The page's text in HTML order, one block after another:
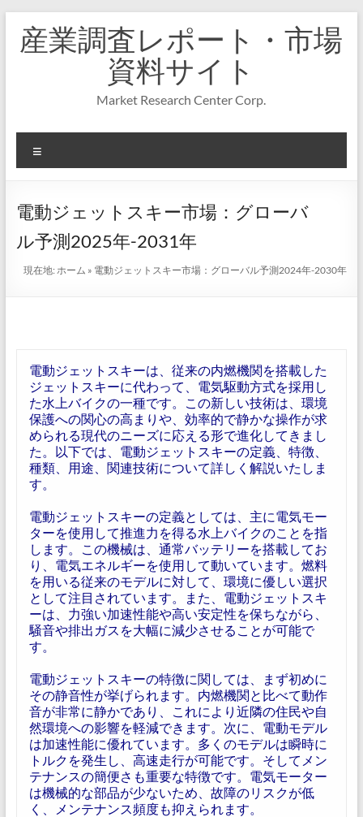
キ
プ
産業調査レポート・市場
資料サイト
Market Research Center Corp.
ニ
ー
電動ジェットスキー市場：グローバ
ル予測2025年-2031年
現在地:ホーム » 電動ジェットスキー市場：グローバル予測2024年-2030年
電動ジェットスキーは、従来の内燃機関を搭載した
ジェットスキーに代わって、電気駆動方式を採用し
た水上バイクの一種です。この新しい技術は、環境
保護への関心の高まりや、効率的で静かな操作が求
められる現代のニーズに応える形で進化してきまし
た。以下では、電動ジェットスキーの定義、特徴、
種類、用途、関連技術について詳しく解説いたしま
す。
電動ジェットスキーの定義としては、主に電気モー
ターを使用して推進力を得る水上バイクのことを指
します。この機械は、通常バッテリーを搭載してお
り、電気エネルギーを使用して動いています。燃料
を用いる従来のモデルに対して、環境に優しい選択
として注目されています。また、電動ジェットスキ
ーは、力強い加速性能や高い安定性を保ちながら、
騒音や排出ガスを大幅に減少させることが可能で
す。
電動ジェットスキーの特徴に関しては、まず初めに
その静音性が挙げられます。内燃機関と比べて動作
音が非常に静かであり、これにより近隣の住民や自
然環境への影響を軽減できます。次に、電動モデル
は加速性能に優れています。多くのモデルは瞬時に
トルクを発生し、高速走行が可能です。そしてメン
テナンスの簡便さも重要な特徴です。電気モーター
は機械的な部品が少ないため、故障のリスクが低
く、メンテナンス頻度も抑えられます。